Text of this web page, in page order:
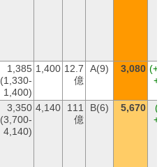
1,385
(1,330-
1,400)
1,400 12.7
億
A(9) 3,080
3,350
(3,700-
4,140)
4,140
111
億
B(6) 5,670